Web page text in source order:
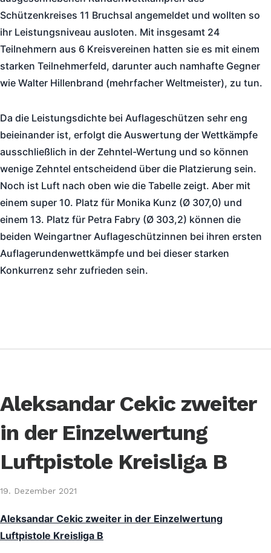
Schützenkreises 11 Bruchsal angemeldet und wollten so
ihr Leistungsniveau ausloten. Mit insgesamt 24
Teilnehmern aus 6 Kreisvereinen hatten sie es mit einem
starken Teilnehmerfeld, darunter auch namhafte Gegner
wie Walter Hillenbrand (mehrfacher Weltmeister), zu tun.
Da die Leistungsdichte bei Auflageschützen sehr eng
beieinander ist, erfolgt die Auswertung der Wettkämpfe
ausschließlich in der Zehntel-Wertung und so können
wenige Zehntel entscheidend über die Platzierung sein.
Noch ist Luft nach oben wie die Tabelle zeigt. Aber mit
einem super 10. Platz für Monika Kunz (Ø 307,0) und
einem 13. Platz für Petra Fabry (Ø 303,2) können die
beiden Weingartner Auflageschützinnen bei ihren ersten
Auflagerundenwettkämpfe und bei dieser starken
Konkurrenz sehr zufrieden sein.
Aleksandar Cekic zweiter
in der Einzelwertung
Luftpistole Kreisliga B
19. Dezember 2021
Aleksandar Cekic zweiter in der Einzelwertung
Luftpistole Kreisliga B